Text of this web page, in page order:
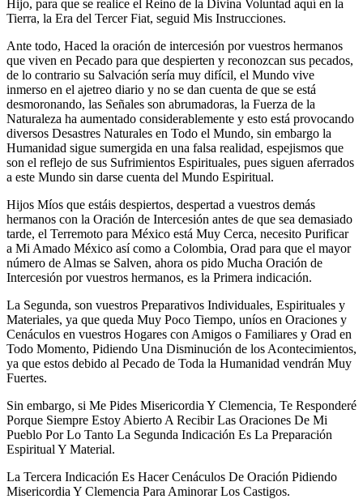
Hijo, para que se realice el Reino de la Divina Voluntad aquí en la
Tierra, la Era del Tercer Fiat, seguid Mis Instrucciones.
Ante todo, Haced la oración de intercesión por vuestros hermanos
que viven en Pecado para que despierten y reconozcan sus pecados,
de lo contrario su Salvación sería muy difícil, el Mundo vive
inmerso en el ajetreo diario y no se dan cuenta de que se está
desmoronando, las Señales son abrumadoras, la Fuerza de la
Naturaleza ha aumentado considerablemente y esto está provocando
diversos Desastres Naturales en Todo el Mundo, sin embargo la
Humanidad sigue sumergida en una falsa realidad, espejismos que
son el reflejo de sus Sufrimientos Espirituales, pues siguen aferrados
a este Mundo sin darse cuenta del Mundo Espiritual.
Hijos Míos que estáis despiertos, despertad a vuestros demás
hermanos con la Oración de Intercesión antes de que sea demasiado
tarde, el Terremoto para México está Muy Cerca, necesito Purificar
a Mi Amado México así como a Colombia, Orad para que el mayor
número de Almas se Salven, ahora os pido Mucha Oración de
Intercesión por vuestros hermanos, es la Primera indicación.
La Segunda, son vuestros Preparativos Individuales, Espirituales y
Materiales, ya que queda Muy Poco Tiempo, uníos en Oraciones y
Cenáculos en vuestros Hogares con Amigos o Familiares y Orad en
Todo Momento, Pidiendo Una Disminución de los Acontecimientos,
ya que estos debido al Pecado de Toda la Humanidad vendrán Muy
Fuertes.
Sin embargo, si Me Pides Misericordia Y Clemencia, Te Responderé
Porque Siempre Estoy Abierto A Recibir Las Oraciones De Mi
Pueblo Por Lo Tanto La Segunda Indicación Es La Preparación
Espiritual Y Material.
La Tercera Indicación Es Hacer Cenáculos De Oración Pidiendo
Misericordia Y Clemencia Para Aminorar Los Castigos.